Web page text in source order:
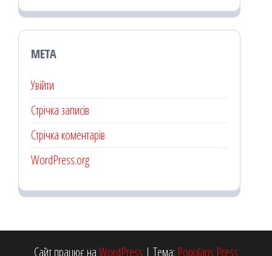
МЕТА
Увійти
Стрічка записів
Стрічка коментарів
WordPress.org
Сайт працює наWordPress | Тема: Popularis Press